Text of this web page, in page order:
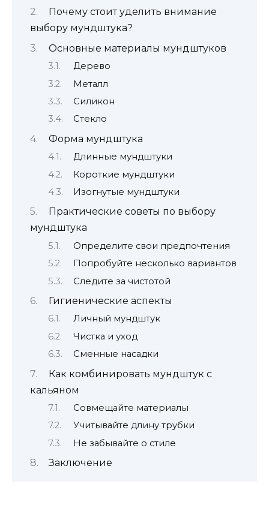
Почему стоит уделить внимание
выбору мундштука?
Основные материалы мундштуков
Дерево
Металл
Силикон
Стекло
Форма мундштука
Длинные мундштуки
Короткие мундштуки
Изогнутые мундштуки
Практические советы по выбору
мундштука
Определите свои предпочтения
Попробуйте несколько вариантов
Следите за чистотой
Гигиенические аспекты
Личный мундштук
Чистка и уход
Сменные насадки
Как комбинировать мундштук с
кальяном
Совмещайте материалы
Учитывайте длину трубки
Не забывайте о стиле
Заключение